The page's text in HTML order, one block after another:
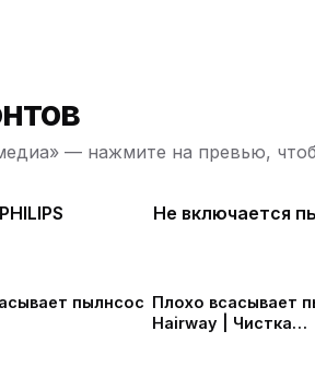
— нажмите на превью,
Не включается
пылнсос Плохо всасывает
Hairway | Чистка